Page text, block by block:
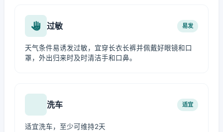
过敏 易发
天气条件易诱发过敏，宜穿长衣长裤并佩戴好眼镜和口
罩，外出归来时及时清洁手和口鼻。
洗车 适宜
适宜洗车，至少可维持2天